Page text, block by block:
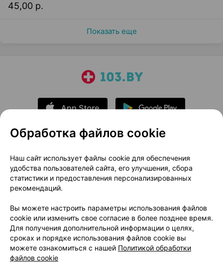
45,00 р.
Показать еще
О проекте
Новости проекта
Размещение рекламы
Медицинский маркетинг
Публичный договор
Доставка
Способы оплаты
Вакансии
Партнеры
Написать руководителю 103.by
Написать в поддержку
Персональные настройки Cookie
Обработка файлов cookie
Наш сайт использует файлы cookie для обеспечения
удобства пользователей сайта, его улучшения, сбора
статистики и предоставления персонализированных
рекомендаций.
Вы можете настроить параметры использования файлов
cookie или изменить свое согласие в более позднее время.
Для получения дополнительной информации о целях,
сроках и порядке использования файлов cookie вы
можете ознакомиться с нашей Политикой обработки
файлов cookie